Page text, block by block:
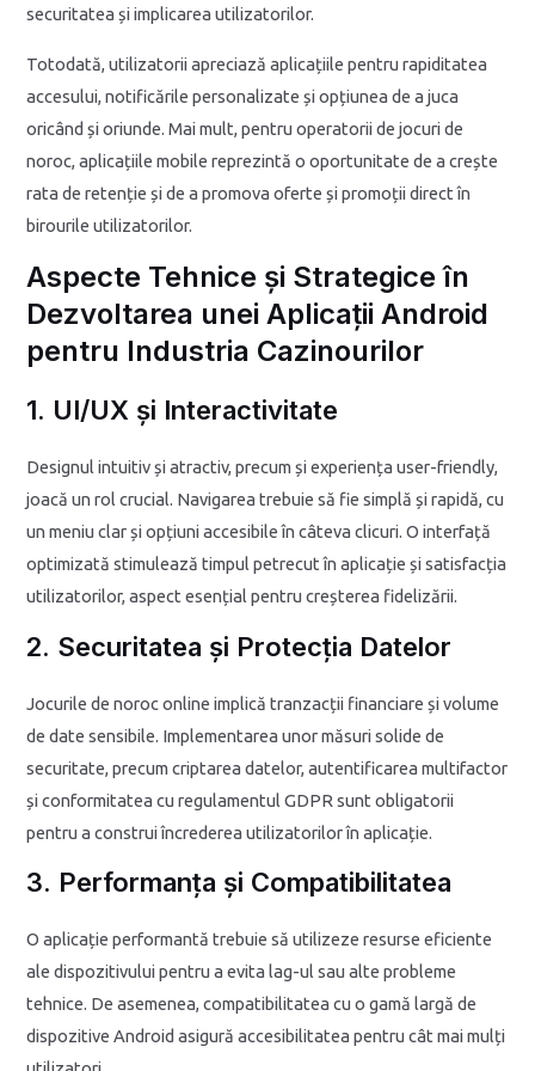
securitatea și implicarea utilizatorilor.
Totodată, utilizatorii apreciază aplicațiile pentru rapiditatea
accesului, notificările personalizate și opțiunea de a juca
oricând și oriunde. Mai mult, pentru operatorii de jocuri de
noroc, aplicațiile mobile reprezintă o oportunitate de a crește
rata de retenție și de a promova oferte și promoții direct în
birourile utilizatorilor.
Aspecte Tehnice și Strategice în
Dezvoltarea unei Aplicații Android
pentru Industria Cazinourilor
1. UI/UX și Interactivitate
Designul intuitiv și atractiv, precum și experiența user-friendly,
joacă un rol crucial. Navigarea trebuie să fie simplă și rapidă, cu
un meniu clar și opțiuni accesibile în câteva clicuri. O interfață
optimizată stimulează timpul petrecut în aplicație și satisfacția
utilizatorilor, aspect esențial pentru creșterea fidelizării.
2. Securitatea și Protecția Datelor
Jocurile de noroc online implică tranzacții financiare și volume
de date sensibile. Implementarea unor măsuri solide de
securitate, precum criptarea datelor, autentificarea multifactor
și conformitatea cu regulamentul GDPR sunt obligatorii
pentru a construi încrederea utilizatorilor în aplicație.
3. Performanța și Compatibilitatea
O aplicație performantă trebuie să utilizeze resurse eficiente
ale dispozitivului pentru a evita lag-ul sau alte probleme
tehnice. De asemenea, compatibilitatea cu o gamă largă de
dispozitive Android asigură accesibilitatea pentru cât mai mulți